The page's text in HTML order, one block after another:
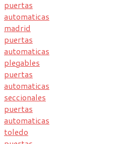
puertas
automaticas
madrid
puertas
automaticas
plegables
puertas
automaticas
seccionales
puertas
automaticas
toledo